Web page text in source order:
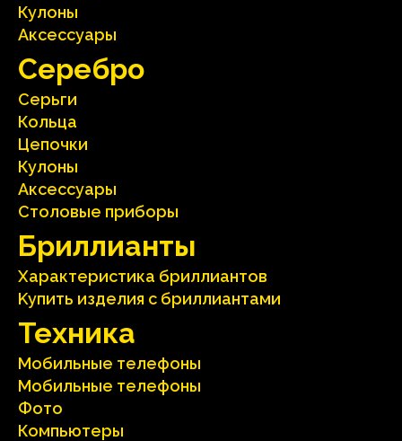
Кулоны
Аксесcуары
Серебрo
Серьги
Кольца
Цепочки
Кулоны
Аксесcуары
Столовые приборы
Бриллианты
Характеристика бриллиантoв
Kупить изделия c бриллиантами
Техника
Мобильные телефоны
Мобильные телефоны
Фото
Компьютеры